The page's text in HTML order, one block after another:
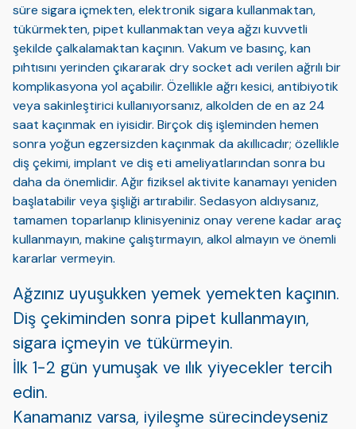
süre sigara içmekten, elektronik sigara kullanmaktan,
tükürmekten, pipet kullanmaktan veya ağzı kuvvetli
şekilde çalkalamaktan kaçının. Vakum ve basınç, kan
pıhtısını yerinden çıkararak dry socket adı verilen ağrılı bir
komplikasyona yol açabilir. Özellikle ağrı kesici, antibiyotik
veya sakinleştirici kullanıyorsanız, alkolden de en az 24
saat kaçınmak en iyisidir. Birçok diş işleminden hemen
sonra yoğun egzersizden kaçınmak da akıllıcadır; özellikle
diş çekimi, implant ve diş eti ameliyatlarından sonra bu
daha da önemlidir. Ağır fiziksel aktivite kanamayı yeniden
başlatabilir veya şişliği artırabilir. Sedasyon aldıysanız,
tamamen toparlanıp klinisyeniniz onay verene kadar araç
kullanmayın, makine çalıştırmayın, alkol almayın ve önemli
kararlar vermeyin.
Ağzınız uyuşukken yemek yemekten kaçının.
Diş çekiminden sonra pipet kullanmayın,
sigara içmeyin ve tükürmeyin.
İlk 1-2 gün yumuşak ve ılık yiyecekler tercih
edin.
Kanamanız varsa, iyileşme sürecindeyseniz